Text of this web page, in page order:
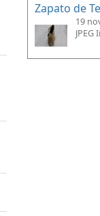
Zapato de
19
JPEG